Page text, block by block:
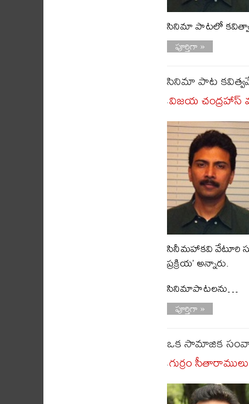
సినిమా పాటలో
పూర్తిగా »
సినిమా పాట
-విజయ చంద్రహాస్
సినీమహాకవి వేటూరి
ప్రక్రియ’ అన్నారు.
సినిమాపాటలను…
పూర్తిగా »
ఒక సామాజిక
-గుర్రం సీతారాములు